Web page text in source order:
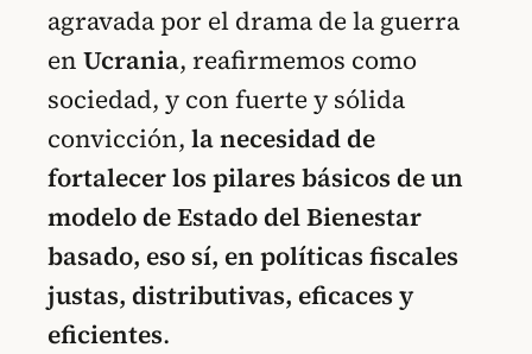
agravada por el drama de la guerra
en Ucrania, reafirmemos como
sociedad, y con fuerte y sólida
convicción, la necesidad de
fortalecer los pilares básicos de un
modelo de Estado del Bienestar
basado, eso sí, en políticas fiscales
justas, distributivas, eficaces y
eficientes.